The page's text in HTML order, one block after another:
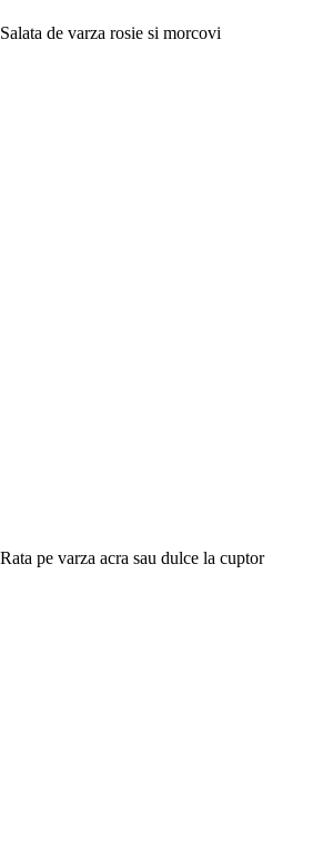
Salata de varza rosie si morcovi
Rata pe varza acra sau dulce la cuptor